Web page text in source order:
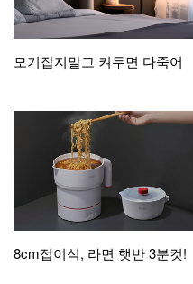
모기잡지말고 켜두면 다죽어
8cm접이식, 라면 햇반 3분컷!